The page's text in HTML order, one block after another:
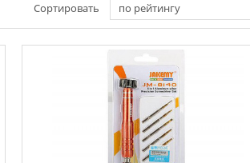
Сортировать по рейтингу